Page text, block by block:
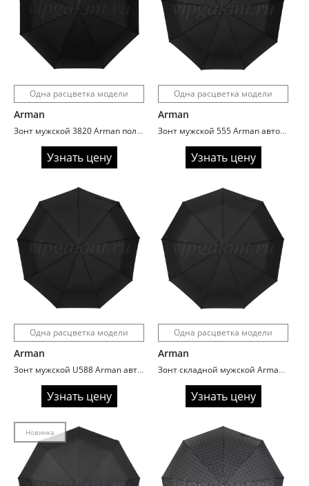
Одна расцветка модели
Arman
Зонт мужской 3820 Arman полный автомат увеличенный купол
Узнать цену
Одна расцветка модели
Arman
Зонт мужской 555 Arman автомат ручка полукрюк
Узнать цену
Одна расцветка модели
Arman
Зонт мужской U588 Arman автомат ручка прямая
Узнать цену
Одна расцветка модели
Arman
Зонт складной мужской Arman U556 ручка гольф
Узнать цену
Новинка